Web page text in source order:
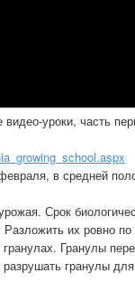
уроки, часть
в средней
Срок
их ровно по
Гранулы
гранулы